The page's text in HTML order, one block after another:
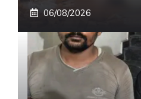
06/08/2026